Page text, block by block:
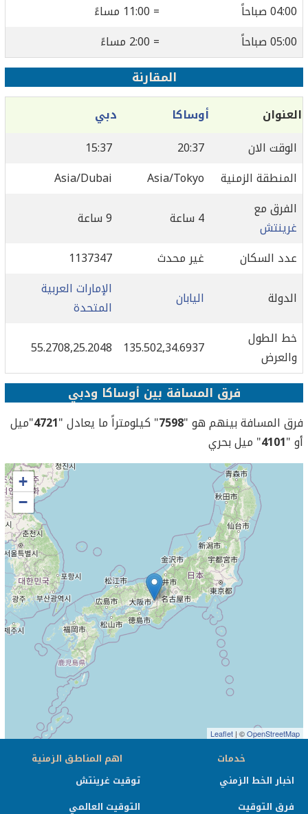
04:00 صباحاً
= 11:00 مساءً
05:00 صباحاً
= 2:00 مساءً
المقارنة
العنوان أوساكا
دبي
الوقت الان
20:37
15:37
المنطقة الزمنية
Asia/Tokyo
Asia/Dubai
الفرق مع
غرينتش
4 ساعة
9 ساعة
عدد السكان
غير محدث
1137347
الدولة
اليابان
الإمارات العربية
المتحدة
خط الطول
والعرض
135.502,34.6937
55.2708,25.2048
فرق المسافة بين أوساكا ودبي
فرق المسافة بينهم هو "7598" كيلومتراً ما يعادل "4721"ميل
أو "4101" ميل بحري
+
−
Leaflet | ©OpenStreetMap
خدمات
اخبار الخط الزمني
فرق التوقيت
اهم المناطق الزمنية
توقيت غرينتش
التوقيت العالمي